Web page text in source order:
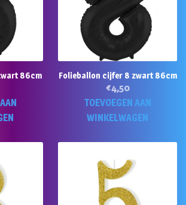
86cm Folieballon cijfer 8 zwart 86cm
€4,50
TOEVOEGEN AAN
WINKELWAGEN